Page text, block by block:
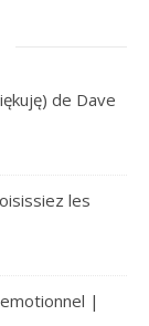
de Dave
les
|